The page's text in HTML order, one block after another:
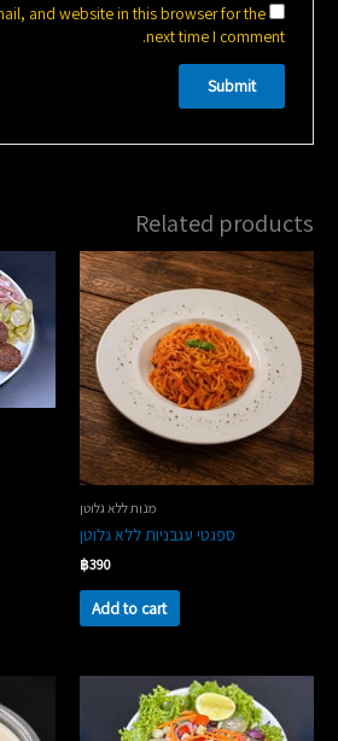
and website in this browser for the
next time I comment.
Related products
מנות ללא גלוטן
‏ספגטי עגבניות ללא גלוטן
฿390
Add to cart